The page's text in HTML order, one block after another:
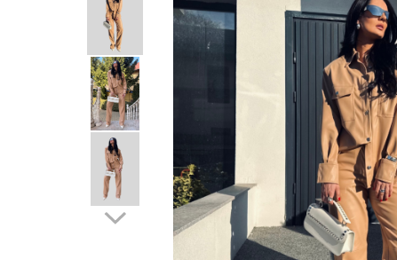
Costume Baie
Lichidare de stoc